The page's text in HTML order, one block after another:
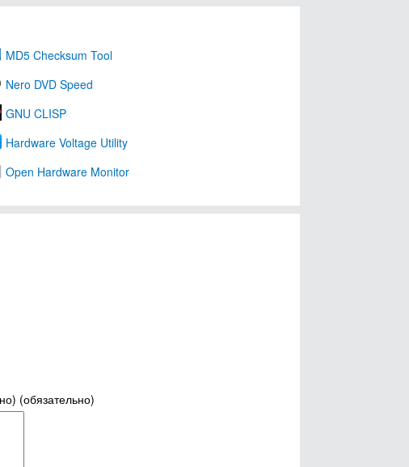
MD5 Checksum Tool
Nero DVD Speed
GNU CLISP
Hardware Voltage Utility
Open Hardware Monitor
(обязательно)